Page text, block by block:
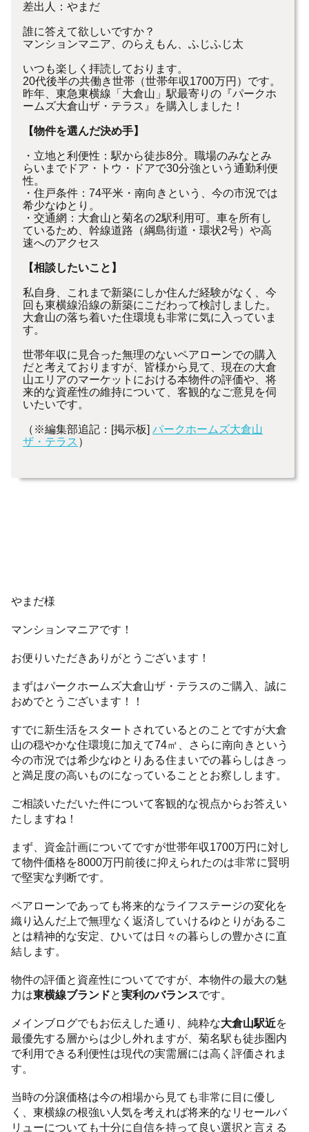
差出人：やまだ
誰に答えて欲しいですか？
マンションマニア、のらえもん、ふじふじ太
いつも楽しく拝読しております。
20代後半の共働き世帯（世帯年収1700万円）です。
昨年、東急東横線「大倉山」駅最寄りの『パークホ
ームズ大倉山ザ・テラス』を購入しました！
【物件を選んだ決め手】
・立地と利便性：駅から徒歩8分。職場のみなとみ
らいまでドア・トウ・ドアで30分強という通勤利便
性。
・住戸条件：74平米・南向きという、今の市況では
希少なゆとり。
・交通網：大倉山と菊名の2駅利用可。車を所有し
ているため、幹線道路（綱島街道・環状2号）や高
速へのアクセス
【相談したいこと】
私自身、これまで新築にしか住んだ経験がなく、今
回も東横線沿線の新築にこだわって検討しました。
大倉山の落ち着いた住環境も非常に気に入っていま
す。
世帯年収に見合った無理のないペアローンでの購入
だと考えておりますが、皆様から見て、現在の大倉
山エリアのマーケットにおける本物件の評価や、将
来的な資産性の維持について、客観的なご意見を伺
いたいです。
（※編集部追記：[掲示板]パークホームズ大倉山
ザ・テラス ）
やまだ様
マンションマニアです！
お便りいただきありがとうございます！
まずはパークホームズ大倉山ザ・テラスのご購入、誠に
おめでとうございます！！
すでに新生活をスタートされているとのことですが大倉
山の穏やかな住環境に加えて74㎡、さらに南向きという
今の市況では希少なゆとりある住まいでの暮らしはきっ
と満足度の高いものになっていることとお察しします。
ご相談いただいた件について客観的な視点からお答えい
たしますね！
まず、資金計画についてですが世帯年収1700万円に対し
て物件価格を8000万円前後に抑えられたのは非常に賢明
で堅実な判断です。
ペアローンであっても将来的なライフステージの変化を
織り込んだ上で無理なく返済していけるゆとりがあるこ
とは精神的な安定、ひいては日々の暮らしの豊かさに直
結します。
物件の評価と資産性についてですが、本物件の最大の魅
力は東横線ブランドと実利のバランスです。
メインブログでもお伝えした通り、純粋な大倉山駅近を
最優先する層からは少し外れますが、菊名駅も徒歩圏内
で利用できる利便性は現代の実需層には高く評価されま
す。
当時の分譲価格は今の相場から見ても非常に目に優し
く、東横線の根強い人気を考えれば将来的なリセールバ
リューについても十分に自信を持って良い選択と言える